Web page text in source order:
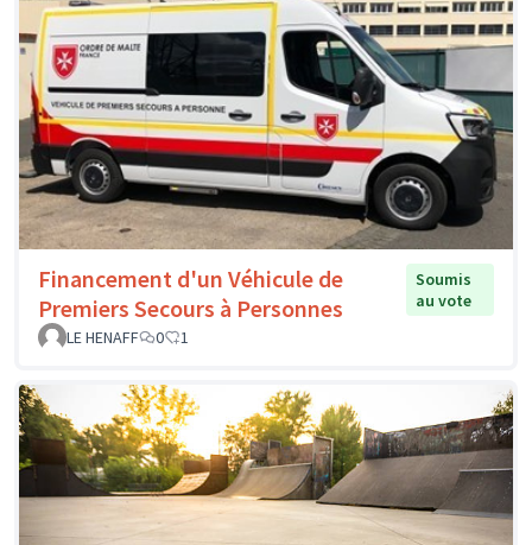
Financement d'un Véhicule de
Premiers Secours à Personnes
Soumis
au vote
LE HENAFF
0 1